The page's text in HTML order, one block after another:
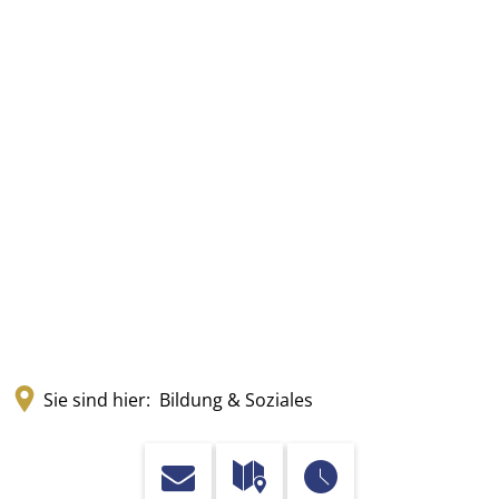
Sie sind hier: Bildung & Soziales